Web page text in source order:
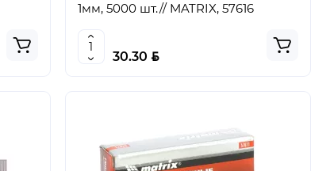
1мм, 5000 шт.// MATRIX, 57616
30.30 BYN